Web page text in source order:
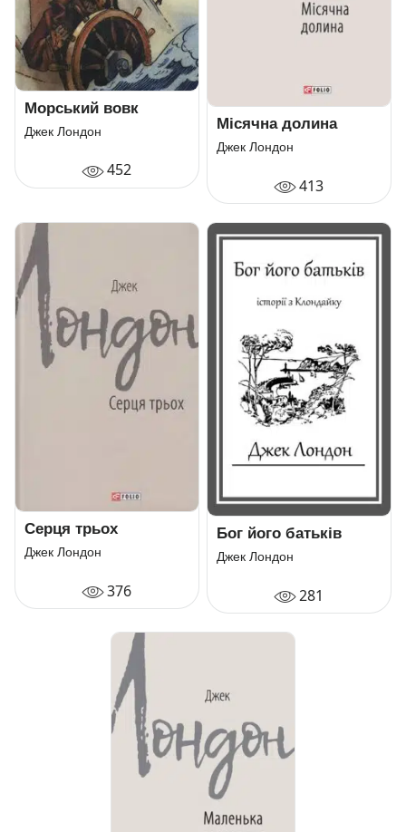
Морський вовк
Джек Лондон
452
Місячна долина
Джек Лондон
413
Серця трьох
Джек Лондон
376
Бог його батьків
Джек Лондон
281